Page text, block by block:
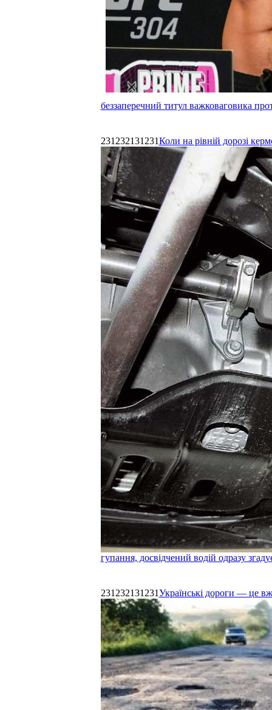
беззаперечний титул важковаговика
231232131231Коли на рівній дорозі
гупання, досвідчений водій одразу
231232131231Українські дороги — це